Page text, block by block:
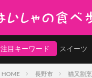
注目キーワード スイーツ
HOME 長野市 猫又割